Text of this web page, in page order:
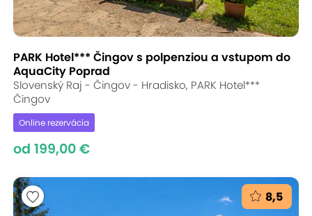
PARK Hotel*** Čingov s polpenziou a vstupom do
AquaCity Poprad
Slovenský Raj - Čingov - Hradisko, PARK Hotel***
Čingov
Online rezervácia
od 199,00 €
8,5